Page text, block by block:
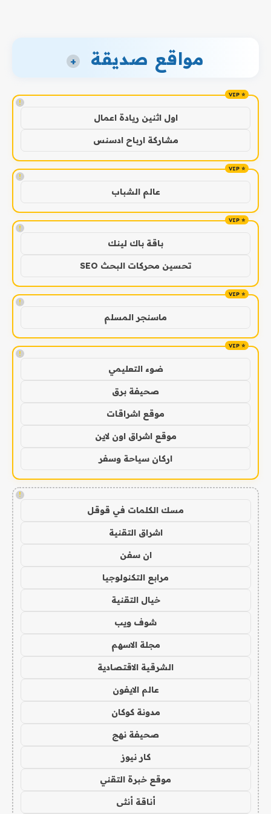
مواقع صديقة +
!
اول اثنين ريادة اعمال
مشاركة ارباح ادسنس
!
عالم الشباب
!
باقة باك لينك
تحسين محركات البحث SEO
!
ماسنجر المسلم
!
ضوء التعليمي
صحيفة برق
موقع اشراقات
موقع اشراق اون لاين
اركان سياحة وسفر
!
مسك الكلمات في قوقل
اشراق التقنية
ان سفن
مرابع التكنولوجيا
خيال التقنية
شوف ويب
مجلة الاسهم
الشرقية الاقتصادية
عالم الايفون
مدونة كوكان
صحيفة نهج
كار نيوز
موقع خبرة التقني
أناقة أنثى